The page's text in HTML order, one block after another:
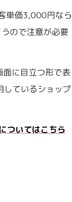
単価3,000円なら
ので注意が必要
に目立つ形で表
しているショップ
ついてはこちら